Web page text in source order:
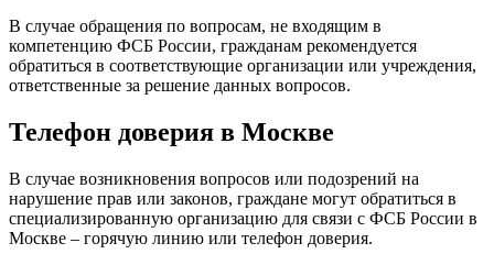
В случае обращения по вопросам, не входящим в
компетенцию ФСБ России, гражданам рекомендуется
обратиться в соответствующие организации или учреждения,
ответственные за решение данных вопросов.
Телефон доверия в Москве
В случае возникновения вопросов или подозрений на
нарушение прав или законов, граждане могут обратиться в
специализированную организацию для связи с ФСБ России в
Москве – горячую линию или телефон доверия.